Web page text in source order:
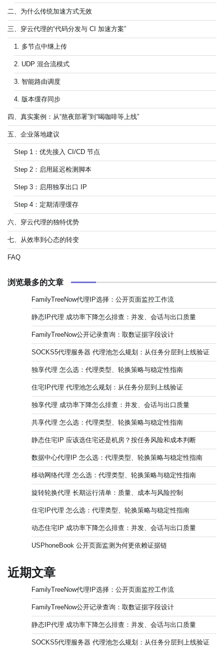
二、为什么传统加速方式无效
三、穿云代理的“代码分发与 CI 加速方案”
1. 多节点中继上传
2. UDP 混合流模式
3. 智能路由调度
4. 版本缓存同步
四、真实案例：从“熬夜部署”到“喝咖啡等上线”
五、企业落地建议
Step 1：优先接入 CI/CD 节点
Step 2：启用延迟检测脚本
Step 3：启用独享出口 IP
Step 4：定期清理缓存
六、穿云代理的独特优势
七、从效率到心态的转变
FAQ
浏览最多的文章
FamilyTreeNow代理IP选择：公开页面监控工作流
静态IP代理 成功率下降怎么排查：并发、会话与出口质量
FamilyTreeNow公开记录查询：取数证据字段设计
SOCKS5代理服务器 代理池怎么规划：从任务分层到上线验证
独享代理 怎么选：代理类型、轮换策略与稳定性指南
住宅IP代理 代理池怎么规划：从任务分层到上线验证
独享代理 成功率下降怎么排查：并发、会话与出口质量
共享代理 怎么选：代理类型、轮换策略与稳定性指南
静态住宅IP 应该选住宅还是机房？按任务风险和成本判断
数据中心代理IP 怎么选：代理类型、轮换策略与稳定性指南
移动网络代理 怎么选：代理类型、轮换策略与稳定性指南
旋转轮换代理 长期运行清单：质量、成本与风险控制
住宅IP代理 怎么选：代理类型、轮换策略与稳定性指南
动态住宅IP 成功率下降怎么排查：并发、会话与出口质量
USPhoneBook 公开页面监测为何更依赖证据链
近期文章
FamilyTreeNow代理IP选择：公开页面监控工作流
FamilyTreeNow公开记录查询：取数证据字段设计
静态IP代理 成功率下降怎么排查：并发、会话与出口质量
SOCKS5代理服务器 代理池怎么规划：从任务分层到上线验证